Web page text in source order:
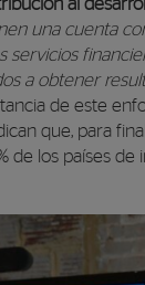
al
una cuenta
servicios
a obtener
de este
que, para
de los países de